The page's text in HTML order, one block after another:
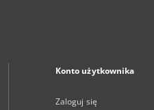
Konto użytkownika
Zaloguj się